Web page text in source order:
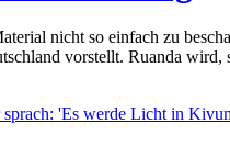
nicht so einfach zu
vorstellt. Ruanda wird,